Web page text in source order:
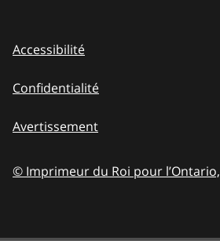
Accessibilité
Confidentialité
Avertissement
© Imprimeur du Roi pour l’Ontario,